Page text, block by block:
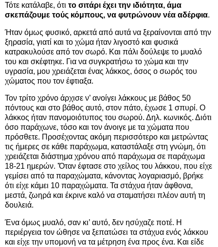
Τότε κατάλαβε, ότι το σιτάρι έχει την ιδιότητα, άμα
σκεπάζουμε τούς κόμπους, να φυτρώνουν νέα αδέρφια.
Ήταν όμως φυσικό, αρκετά από αυτά να ξεραίνονται από την
ξηρασία, γιατί και το χώμα ήταν λιγοστό και φυσικά
κατρακυλούσε από τον σωρό. Και πάλι δούλεψε το μυαλό
του και σκέφτηκε. Για να συγκρατήσω το χώμα και την
υγρασία, μου χρειάζεται ένας λάκκος, όσος ο σωρός του
χώματος που τον έφτιαξα.
Τον τρίτο χρόνο άρχισε ν’ ανοίγει λάκκους με βάθος 50
πόντους και στο βάθος αυτό, στον πάτο, έχωσε 1 σπυρί. Ο
λάκκος ήταν πανομοιότυπος του σωρού. Δηλ. κωνικός. Διότι
όσο παράχωνε, τόσο και τον άνοιγε με τα χώματα που
πρόσθετε. Προσέχοντας ακόμη περισσότερο και μετρώντας
τις ήμερες σε κάθε παράχωμα, καταστάλαξε στη γνώμη, ότι
χρειάζεται διάστημα χρόνου από παράχωμα σε παράχωμα
18-21 ημερών. 'Όταν έφτασε στο χείλος του λάκκου, που είχε
γεμίσει από τα παραχώματα, κάνοντας λογαριασμό, βρήκε
ότι είχε κάμει 10 παραχώματα. Τα στάχυα ήταν άφθονα,
μεστά, ζωηρά και έκρινε καλό να σταματήσει πλέον αυτή τη
δουλειά.
Ένα όμως μυαλό, σαν κι’ αυτό, δεν ησύχαζε ποτέ. Η
περιέργεια τον ώθησε να ξεπατώσει τα στάχυα ενός λάκκου
και είχε την υπομονή να τα μέτρηση ένα προς ένα. Και είδε